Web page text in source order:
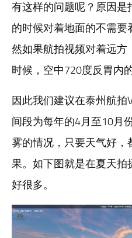
有这样的问题呢？原因
的时候对着地面的不需
然如果航拍视频对着远方
时候，空中720度反胃内
因此我们建议在泰州航拍
间段为每年的4月至10月
雾的情况，只要天气好
果。如下图就是在夏天
好很多。